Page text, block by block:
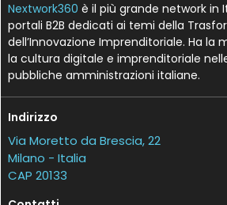
Nextwork360 è il più grande network in
portali B2B dedicati ai temi della
dell’Innovazione Imprenditoriale. Ha la
la cultura digitale e imprenditoriale
pubbliche amministrazioni italiane.
Indirizzo
Via Moretto da Brescia, 22
Milano - Italia
CAP 20133